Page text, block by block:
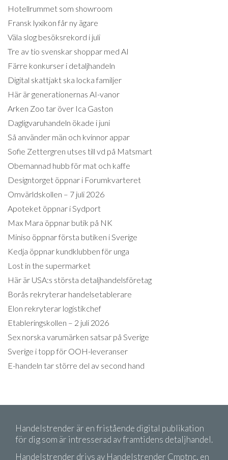
Hotellrummet som showroom
Fransk lyxikon får ny ägare
Väla slog besöksrekord i juli
Tre av tio svenskar shoppar med AI
Färre konkurser i detaljhandeln
Digital skattjakt ska locka familjer
Här är generationernas AI-vanor
Arken Zoo tar över Ica Gaston
Dagligvaruhandeln ökade i juni
Så använder män och kvinnor appar
Sofie Zettergren utses till vd på Matsmart
Obemannad hubb för mat och kaffe
Designtorget öppnar i Forumkvarteret
Omvärldskollen – 7 juli 2026
Apoteket öppnar i Sydport
Max Mara öppnar butik på NK
Miniso öppnar första butiken i Sverige
Kedja öppnar kundklubben för unga
Lost in the supermarket
Här är USA:s största detaljhandelsföretag
Borås rekryterar handelsetablerare
Elon rekryterar logistikchef
Etableringskollen – 2 juli 2026
Sex norska varumärken satsar på Sverige
Sverige i topp för OOH-leveranser
E-handeln tar större del av second hand
Handelstrender är en fristående digital publikation
för dig som är intresserad av framtidens detaljhandel.
Handelstrender drivs av Handelstrender Cmptnc, en